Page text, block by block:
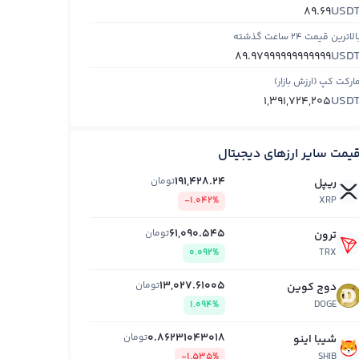
89.69
قیمت ۲۴ ساعت گذشته
89.97999999999999
مارکت کپ (ارزش بازار)
1,391,724,205
قیمت سایر ارزهای دیجیتال
ریپل
XRP
191,428.24تومان
-1.042%
ترون
TRX
61,090.545تومان
0.092%
دوج کوین
DOGE
13,027.61005تومان
1.094%
شیبا اینو 0.86231043018تومان